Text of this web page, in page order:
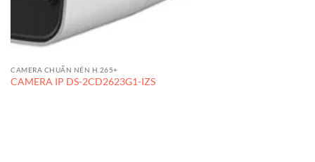
CAMERA CHUẨN NÉN H.265+
CAMERA IP DS-2CD2623G1-IZS